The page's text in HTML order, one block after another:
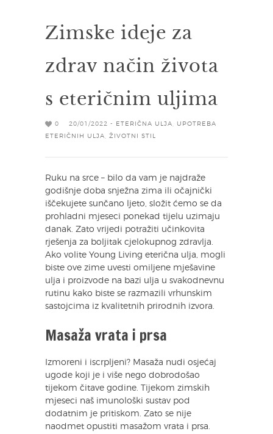
Zimske ideje za
zdrav način života
s eteričnim uljima
0 20/01/2022 - ETERIČNA ULJA
UPOTREBA
ETERIČNIH ULJA
ŽIVOTNI STIL
Ruku na srce – bilo da vam je najdraže
godišnje doba snježna zima ili očajnički
iščekujete sunčano ljeto, složit ćemo se da
prohladni mjeseci ponekad tijelu uzimaju
danak. Zato vrijedi potražiti učinkovita
rješenja za boljitak cjelokupnog zdravlja.
Ako volite Young Living eterična ulja, mogli
biste ove zime uvesti omiljene mješavine
ulja i proizvode na bazi ulja u svakodnevnu
rutinu kako biste se razmazili vrhunskim
sastojcima iz kvalitetnih prirodnih izvora.
Masaža vrata i prsa
Izmoreni i iscrpljeni? Masaža nudi osjećaj
ugode koji je i više nego dobrodošao
tijekom čitave godine. Tijekom zimskih
mjeseci naš imunološki sustav pod
dodatnim je pritiskom. Zato se nije
naodmet opustiti masažom vrata i prsa.